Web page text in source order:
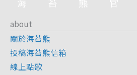
about
關於海苔熊
投稿海苔熊信箱
線上點歌